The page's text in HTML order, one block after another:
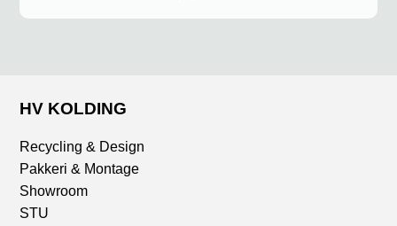
HV KOLDING
Recycling & Design
Pakkeri & Montage
Showroom
STU